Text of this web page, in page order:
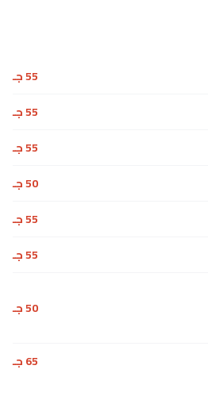
55 جـ
55 جـ
55 جـ
50 جـ
55 جـ
55 جـ
50 جـ
65 جـ